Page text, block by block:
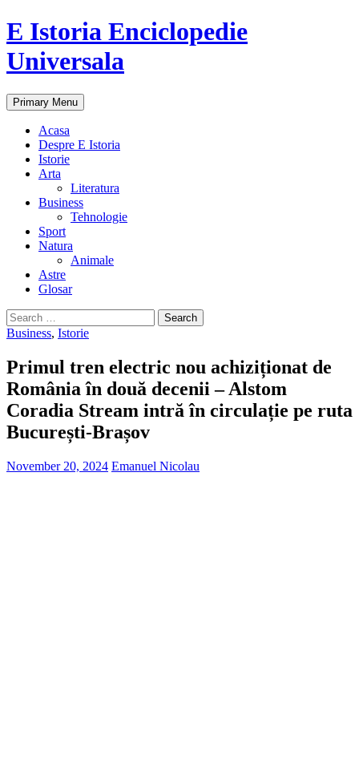
E Istoria Enciclopedie
Universala
Search
Primary Menu Skip
to
Acasa
Despre E Istoria
Istorie
Arta
Literatura
Business
Tehnologie
Sport
Natura
Animale
Astre
Glosar
Search
for:
Business, Istorie
Primul tren electric nou achiziționat de
România în două decenii – Alstom
Coradia Stream intră în circulație pe ruta
București-Brașov
November 20, 2024 Emanuel Nicolau